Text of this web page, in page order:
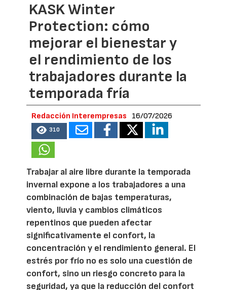
KASK Winter
Protection: cómo
mejorar el bienestar y
el rendimiento de los
trabajadores durante la
temporada fría
Redacción Interempresas 16/07/2026
310
Trabajar al aire libre durante la temporada
invernal expone a los trabajadores a una
combinación de bajas temperaturas,
viento, lluvia y cambios climáticos
repentinos que pueden afectar
significativamente el confort, la
concentración y el rendimiento general. El
estrés por frío no es solo una cuestión de
confort, sino un riesgo concreto para la
seguridad, ya que la reducción del confort